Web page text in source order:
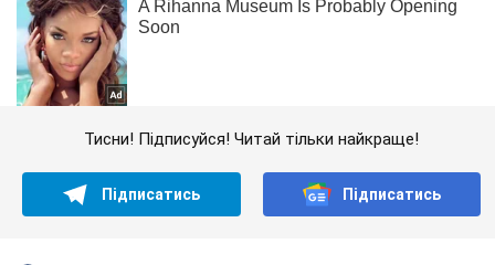
Тисни! Підписуйся! Читай тільки найкраще!
Підписатись Підписатись